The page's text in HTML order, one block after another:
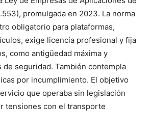
promulgada en 2023. La norma
obligatorio para plataformas,
exige licencia profesional y fija
como antigüedad máxima y
seguridad. También contempla
por incumplimiento. El objetivo
que operaba sin legislación
tensiones con el transporte